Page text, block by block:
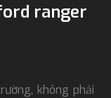
ranger
không phải